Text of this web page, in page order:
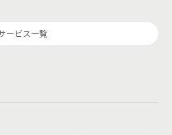
ービス一覧